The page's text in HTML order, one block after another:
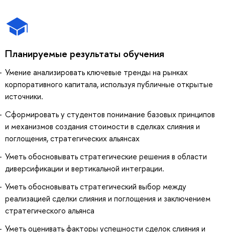
Планируемые результаты обучения
Умение анализировать ключевые тренды на рынках
корпоративного капитала, используя публичные открытые
источники.
Сформировать у студентов понимание базовых принципов
и механизмов создания стоимости в сделках слияния и
поглощения, стратегических альянсах
Уметь обосновывать стратегические решения в области
диверсификации и вертикальной интеграции.
Уметь обосновывать стратегический выбор между
реализацией сделки слияния и поглощения и заключением
стратегического альянса
Уметь оценивать факторы успешности сделок слияния и